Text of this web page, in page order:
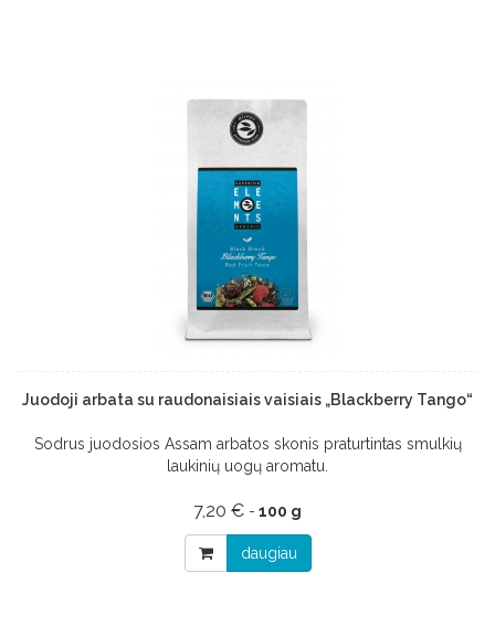
Juodoji arbata su raudonaisiais vaisiais „Blackberry Tango“
Sodrus juodosios Assam arbatos skonis praturtintas smulkių
laukinių uogų aromatu.
7,20 € - 100 g
daugiau